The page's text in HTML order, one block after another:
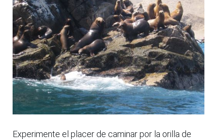
Experimente el placer de caminar por la orilla de